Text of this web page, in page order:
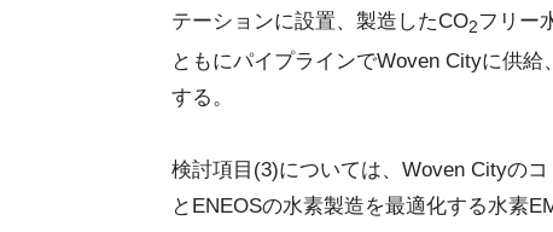
テーションに設置、製造したCO2フリー
ともにパイプラインでWoven Cityに供
する。
検討項目(3)については、Woven Cityの
とENEOSの水素製造を最適化する水素